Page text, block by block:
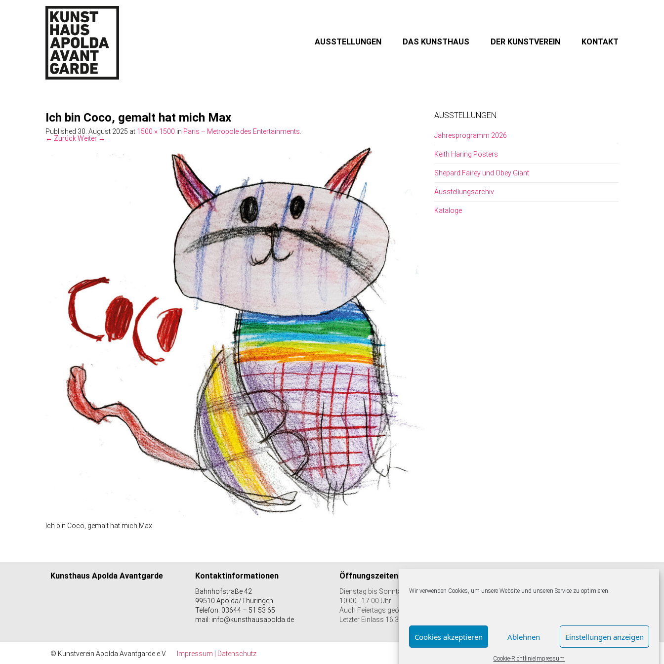
Wir verwenden Cookies, um unsere Website und unseren Service zu optimieren.
Cookies akzeptieren Ablehnen Einstellungen anzeigen
Cookie-Richtlinie Impressum
AUSSTELLUNGEN DAS KUNSTHAUS DER KUNSTVEREIN KONTAKT
Ich bin Coco, gemalt hat mich Max
Published 30. August 2025 at 1500 × 1500 in Paris – Metropole des Entertainments
← ZurückWeiter →
Ich bin Coco, gemalt hat mich Max
AUSSTELLUNGEN
Jahresprogramm 2026
Keith Haring Posters
Shepard Fairey und Obey Giant
Ausstellungsarchiv
Kataloge
Kunsthaus Apolda Avantgarde Kontaktinformationen
Bahnhofstraße 42
99510 Apolda/Thüringen
Telefon: 03644 – 51 53 65
mail: info@kunsthausapolda.de
Öffnungszeiten
Dienstag bis Sonntag
10.00 - 17.00 Uhr
Auch Feiertags geöffnet
Letzter Einlass 16:30 Uhr
© Kunstverein Apolda Avantgarde e.V. Impressum | Datenschutz